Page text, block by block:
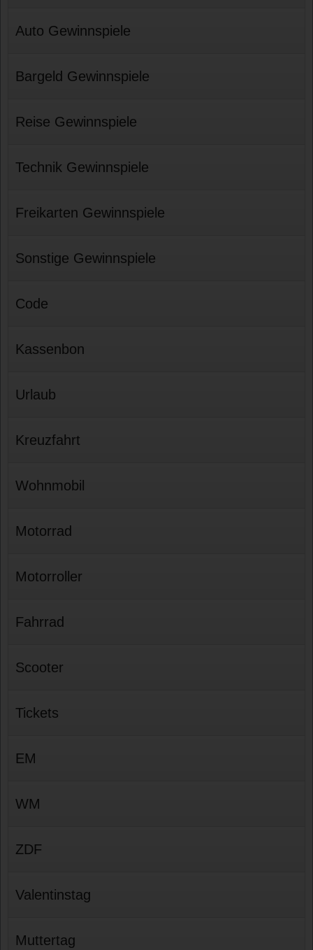
Auto Gewinnspiele
Bargeld Gewinnspiele
Reise Gewinnspiele
Technik Gewinnspiele
Freikarten Gewinnspiele
Sonstige Gewinnspiele
Code
Kassenbon
Urlaub
Kreuzfahrt
Wohnmobil
Motorrad
Motorroller
Fahrrad
Scooter
Tickets
EM
WM
ZDF
Valentinstag
Muttertag